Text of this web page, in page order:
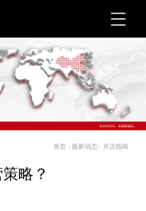
首页 >最新动态> 开店指南
略？